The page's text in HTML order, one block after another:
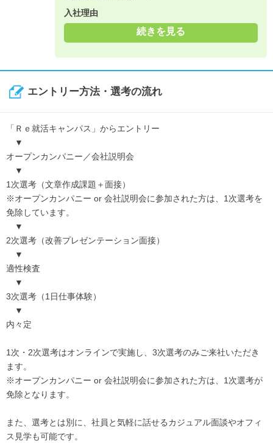
入社理由
続きを見る
エントリー方法・選考の流れ
「Ｒｅ就活キャンパス」からエントリー
▼
オープンカンパニー／会社説明会
▼
1次選考（文章作成課題＋面接）
※オープンカンパニー or 会社説明会に参加された方は、1次選考を
免除しています。
▼
2次選考（改善プレゼンテーション面接）
▼
適性検査
▼
3次選考（1日仕事体験）
▼
内々定
1次・2次選考はオンラインで実施し、3次選考のみご来社いただき
ます。
※オープンカンパニー or 会社説明会に参加された方は、1次選考が
免除となります。
また、選考とは別に、社員と気軽に話せるカジュアル面談やオフィ
ス見学も可能です。